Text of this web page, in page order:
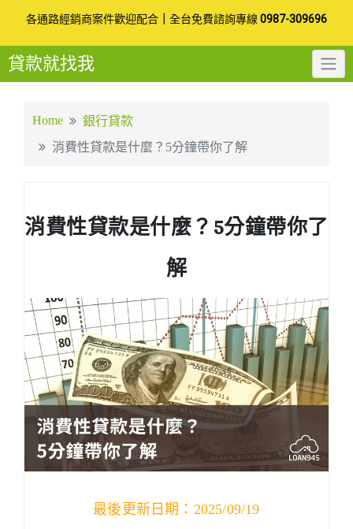
to
content
各通路經銷商案件歡迎配合 全台免費諮詢專線 0987-309696
貸款就找我
Home
銀行貸款
消費性貸款是什麼？5分鐘帶你了解
消費性貸款是什麼？5分鐘帶你了
解
最後更新日期：2025/09/19